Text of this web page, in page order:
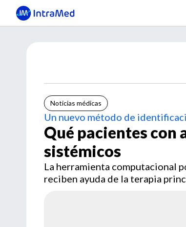
Noticias médicas
Un nuevo método de
Qué pacientes con
sistémicos
La herramienta computacional
reciben ayuda de la terapia